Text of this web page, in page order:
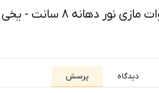
- یخی
دیدگاه پرسش